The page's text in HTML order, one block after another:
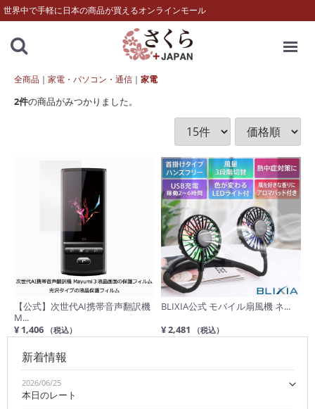
世界中で手軽に日本の商品が買えるオンラインモール
全商品 家電・パソコン・通信 家電
2件の商品がみつかりました。
【公式】次世代AI携帯音声翻訳機
M...
¥ 1,406
（税込）
BLIXIA公式 モバイル扇風機 ネ...
¥ 2,481
（税込）
新着情報
2026/06/25
本日のレート